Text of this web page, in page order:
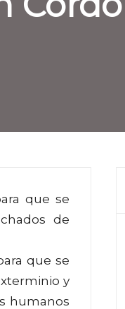
que se
de
que se
y
humanos